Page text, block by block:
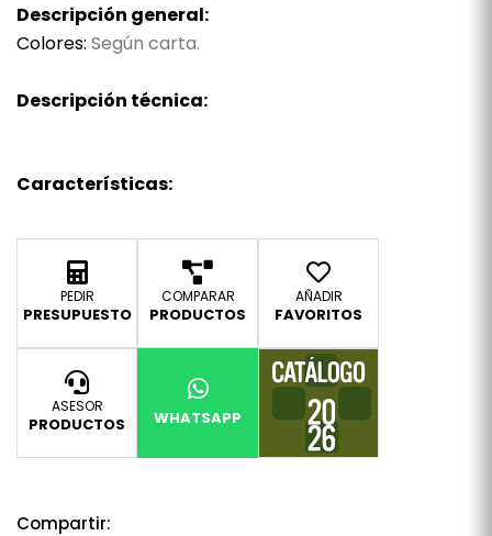
Descripción general:
Colores: Según carta.
Descripción técnica:
Características:
PEDIR
PRESUPUESTO
COMPARAR
PRODUCTOS
AÑADIR
FAVORITOS
ASESOR
PRODUCTOS WHATSAPP
Compartir: